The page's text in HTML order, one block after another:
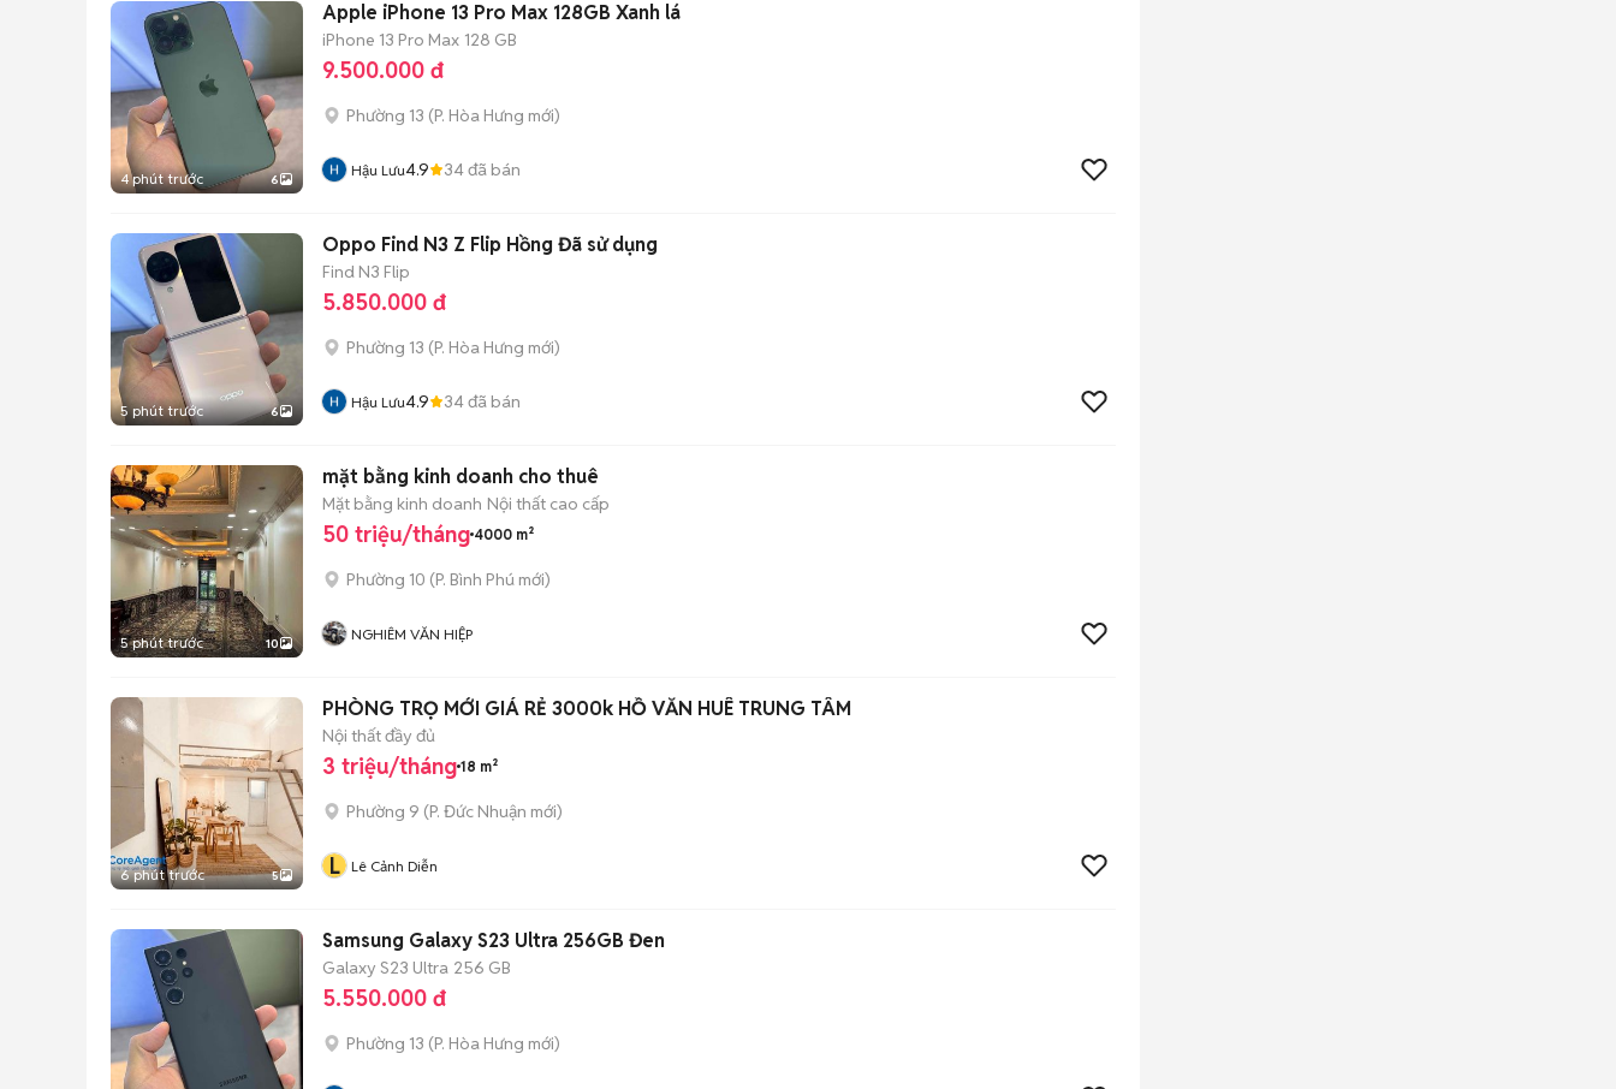
4 phút trước 6
Apple iPhone 13 Pro Max 128GB Xanh lá
iPhone 13 Pro Max 128 GB
9.500.000 đ
Phường 13 (P. Hòa Hưng mới)
Hậu Lưu4.9 34đã bán
5 phút trước 6
Oppo Find N3 Z Flip Hồng Đã sử dụng
Find N3 Flip
5.850.000 đ
Phường 13 (P. Hòa Hưng mới)
Hậu Lưu4.9 34đã bán
5 phút trước 10
mặt bằng kinh doanh cho thuê
Mặt bằng kinh doanh Nội thất cao cấp
50 triệu/tháng 4000 m²
Phường 10 (P. Bình Phú mới)
NGHIÊM VĂN HIỆP
6 phút trước 5
PHÒNG TRỌ MỚI GIÁ RẺ 3000k HỒ VĂN HUÊ TRUNG TÂM
Nội thất đầy đủ
3 triệu/tháng 18 m²
Phường 9 (P. Đức Nhuận mới)
L Lê Cảnh Diễn
Samsung Galaxy S23 Ultra 256GB Đen
Galaxy S23 Ultra 256 GB
5.550.000 đ
Phường 13 (P. Hòa Hưng mới)